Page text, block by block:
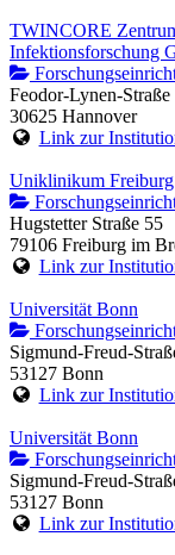
TWINCORE
Infektionsforschung
Feodor-Lynen-Straße
30625 Hannover
Link zur
Uniklinikum Freiburg
Hugstetter Straße 55
79106 Freiburg im
Link zur
Universität Bonn
Sigmund-Freud-
53127 Bonn
Link zur
Universität Bonn
Sigmund-Freud-
53127 Bonn
Link zur